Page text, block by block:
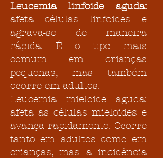
Leucemia linfoide aguda:
afeta células linfoides e
agrava-se de maneira
rápida. É o tipo mais
comum em crianças
pequenas, mas também
ocorre em adultos.
Leucemia mieloide aguda:
afeta as células mieloides e
avança rapidamente. Ocorre
tanto em adultos como em
crianças, mas a incidência